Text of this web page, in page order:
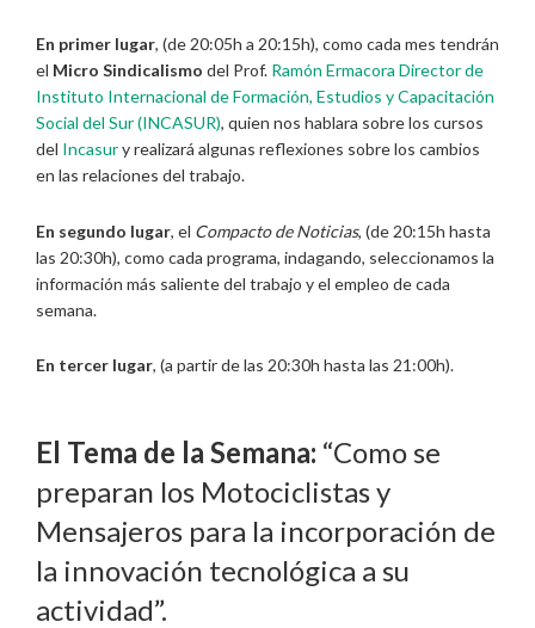
En primer lugar, (de 20:05h a 20:15h), como cada mes tendrán
el Micro Sindicalismo del Prof. Ramón Ermacora Director de
Instituto Internacional de Formación, Estudios y Capacitación
Social del Sur (INCASUR), quien nos hablara sobre los cursos
del Incasury realizará algunas reflexiones sobre los cambios
en las relaciones del trabajo.
En segundo lugar, el Compacto de Noticias, (de 20:15h hasta
las 20:30h), como cada programa, indagando, seleccionamos la
información más saliente del trabajo y el empleo de cada
semana.
En tercer lugar, (a partir de las 20:30h hasta las 21:00h).
El Tema de la Semana: “Como se
preparan los Motociclistas y
Mensajeros para la incorporación de
la innovación tecnológica a su
actividad”.